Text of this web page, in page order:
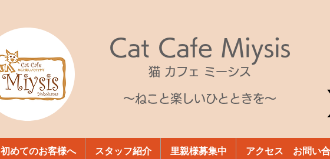
Cat Cafe Miysis
猫 カフェ ミーシス
～ねこと楽しいひとときを～
初めてのお客様へ スタッフ紹介 里親様募集中 アクセス お問い